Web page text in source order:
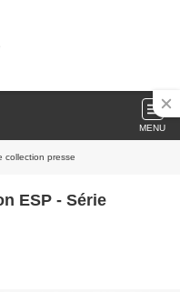
MENU
collection presse
ESP - Série